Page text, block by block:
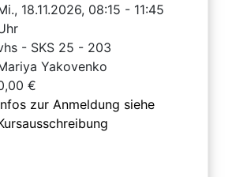
18.11.2026, 08:15 - 11:45
- SKS 25 - 203
Yakovenko
€
zur Anmeldung siehe